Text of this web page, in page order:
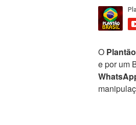
O
e por um